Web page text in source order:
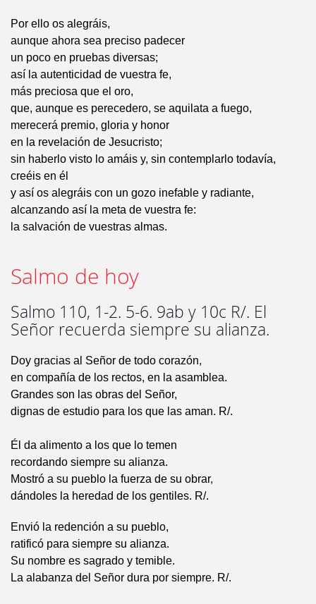
Por ello os alegráis,
aunque ahora sea preciso padecer
un poco en pruebas diversas;
así la autenticidad de vuestra fe,
más preciosa que el oro,
que, aunque es perecedero, se aquilata a fuego,
merecerá premio, gloria y honor
en la revelación de Jesucristo;
sin haberlo visto lo amáis y, sin contemplarlo todavía,
creéis en él
y así os alegráis con un gozo inefable y radiante,
alcanzando así la meta de vuestra fe:
la salvación de vuestras almas.
Salmo de hoy
Salmo 110, 1-2. 5-6. 9ab y 10c R/. El
Señor recuerda siempre su alianza.
Doy gracias al Señor de todo corazón,
en compañía de los rectos, en la asamblea.
Grandes son las obras del Señor,
dignas de estudio para los que las aman. R/.
Él da alimento a los que lo temen
recordando siempre su alianza.
Mostró a su pueblo la fuerza de su obrar,
dándoles la heredad de los gentiles. R/.
Envió la redención a su pueblo,
ratificó para siempre su alianza.
Su nombre es sagrado y temible.
La alabanza del Señor dura por siempre. R/.